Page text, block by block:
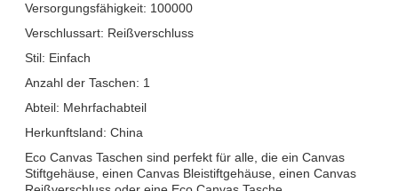
Versorgungsfähigkeit: 100000
Verschlussart: Reißverschluss
Stil: Einfach
Anzahl der Taschen: 1
Abteil: Mehrfachabteil
Herkunftsland: China
Eco Canvas Taschen sind perfekt für alle, die ein Canvas
Stiftgehäuse, einen Canvas Bleistiftgehäuse, einen Canvas